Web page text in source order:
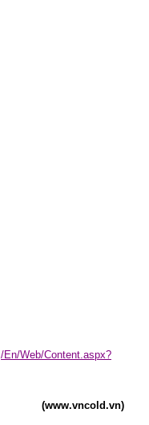
/En/Web/Content.aspx?
(www.vncold.vn)